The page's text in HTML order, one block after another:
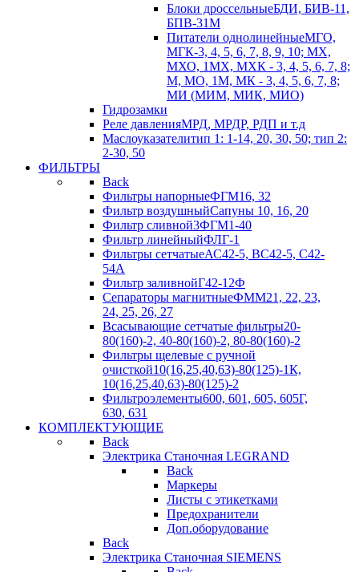
Блоки дроссельныеБДИ, БИВ-11,
БПВ-31М
Питатели однолинейныеМГО,
МГК-3, 4, 5, 6, 7, 8, 9, 10; МХ,
МХО, 1МХ, МХК - 3, 4, 5, 6, 7, 8;
М, МО, 1М, МК - 3, 4, 5, 6, 7, 8;
МИ (МИМ, МИК, МИО)
Гидрозамки
Реле давленияМРД, МРДР, РДП и т.д
Маслоуказателитип 1: 1-14, 20, 30, 50; тип 2:
2-30, 50
ФИЛЬТРЫ
Back
Фильтры напорныеФГМ16, 32
Фильтр воздушныйСапуны 10, 16, 20
Фильтр сливной3ФГМ1-40
Фильтр линейныйФЛГ-1
Фильтры сетчатыеАС42-5, ВС42-5, С42-
54А
Фильтр заливнойГ42-12Ф
Сепараторы магнитныеФММ21, 22, 23,
24, 25, 26, 27
Всасывающие сетчатые фильтры20-
80(160)-2, 40-80(160)-2, 80-80(160)-2
Фильтры щелевые с ручной
очисткой10(16,25,40,63)-80(125)-1К,
10(16,25,40,63)-80(125)-2
Фильтроэлементы600, 601, 605, 605Г,
630, 631
КОМПЛЕКТУЮЩИЕ
Back
Электрика Станочная LEGRAND
Back
Маркеры
Листы с этикетками
Предохранители
Доп.оборудование
Back
Электрика Станочная SIEMENS